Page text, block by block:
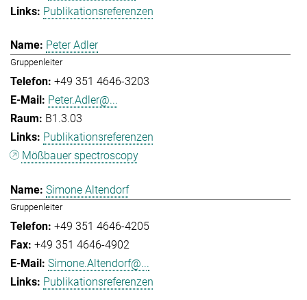
Publikationsreferenzen
Peter Adler
Gruppenleiter
+49 351 4646-3203
Peter.Adler@...
B1.3.03
Publikationsreferenzen
Mößbauer spectroscopy
Simone Altendorf
Gruppenleiter
+49 351 4646-4205
+49 351 4646-4902
Simone.Altendorf@...
Publikationsreferenzen